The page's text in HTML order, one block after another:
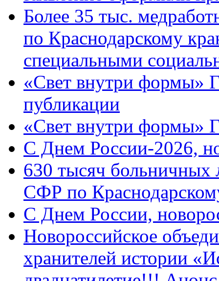
Более 35 тыс.
по Краснодарскому
специальными
«Свет внутри формы»
публикации
«Свет внутри формы»
C Днем России-2026,
630 тысяч больничных
СФР по
C Днем России,
Новороссийское
хранителей истории